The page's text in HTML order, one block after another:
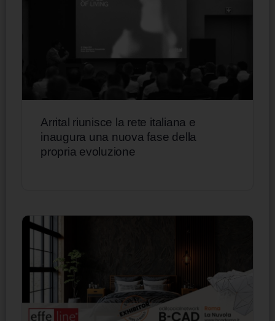
Arrital riunisce la rete italiana e
inaugura una nuova fase della
propria evoluzione